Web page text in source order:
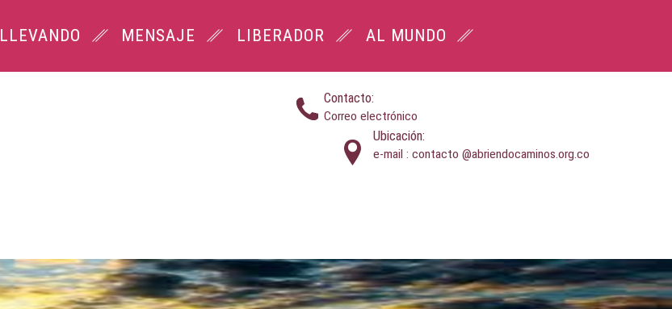
LLEVANDO MENSAJE LIBERADOR AL MUNDO
Contacto:
Correo electrónico
Ubicación:
e-mail : contacto @abriendocaminos.org.co